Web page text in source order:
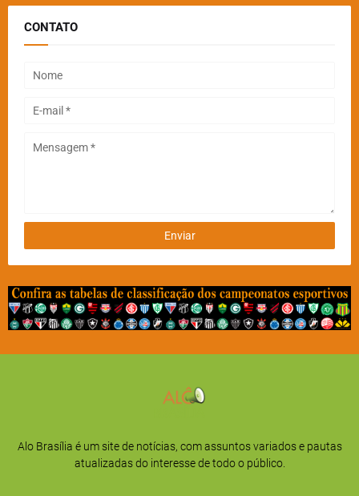
CONTATO
Alo Brasília é um site de notícias, com assuntos variados e pautas
atualizadas do interesse de todo o público.